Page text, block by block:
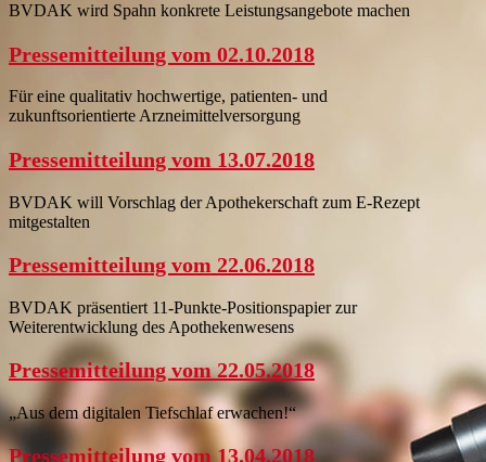
BVDAK wird Spahn konkrete Leistungsangebote machen
Pressemitteilung vom 02.10.2018
Für eine qualitativ hochwertige, patienten- und
zukunftsorientierte Arzneimittelversorgung
Pressemitteilung vom 13.07.2018
BVDAK will Vorschlag der Apothekerschaft zum E-Rezept
mitgestalten
Pressemitteilung vom 22.06.2018
BVDAK präsentiert 11-Punkte-Positionspapier zur
Weiterentwicklung des Apothekenwesens
Pressemitteilung vom 22.05.2018
„Aus dem digitalen Tiefschlaf erwachen!“
Pressemitteilung vom 13.04.2018